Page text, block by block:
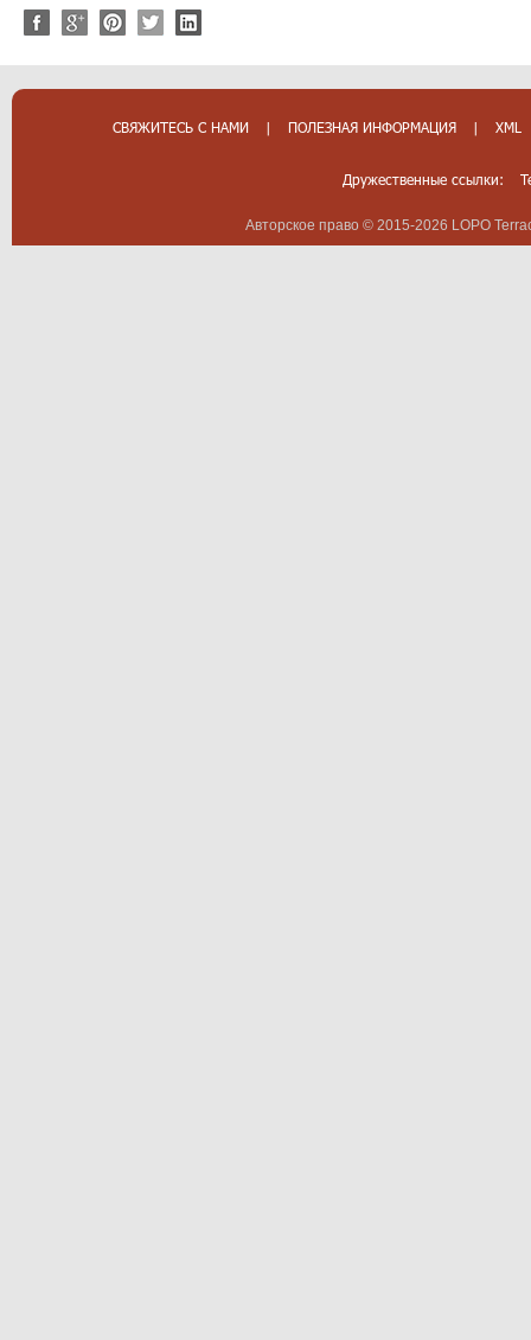
СВЯЖИТЕСЬ С НАМИ | ПОЛЕЗНАЯ ИНФОРМАЦИЯ | XML
Дружественные ссылки:
Авторское право © 2015-2026 LOPO